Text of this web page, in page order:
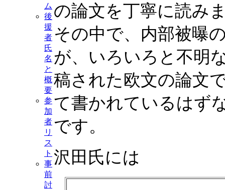
ム
後
援
者
氏
名
と
概
要
参
加
者
リ
ス
ト
事
前
討
の論文を丁寧に読み
その中で、内部被曝
が、いろいろと不明
稿された欧文の論文
て書かれているはず
です。
沢田氏には